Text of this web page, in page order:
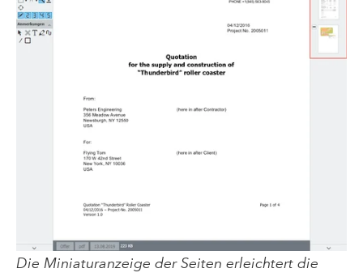
Die Miniaturanzeige der Seiten erleichtert die